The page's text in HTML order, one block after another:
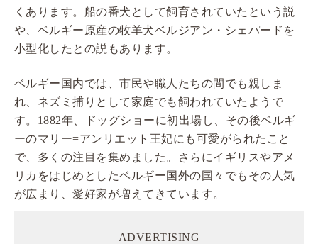
くあります。船の番犬として飼育されていたという説
や、ベルギー原産の牧羊犬ベルジアン・シェパードを
小型化したとの説もあります。
ベルギー国内では、市民や職人たちの間でも親しま
れ、ネズミ捕りとして家庭でも飼われていたようで
す。1882年、ドッグショーに初出場し、その後ベルギ
ーのマリー=アンリエット王妃にも可愛がられたこと
で、多くの注目を集めました。さらにイギリスやアメ
リカをはじめとしたベルギー国外の国々でもその人気
が広まり、愛好家が増えてきています。
ADVERTISING